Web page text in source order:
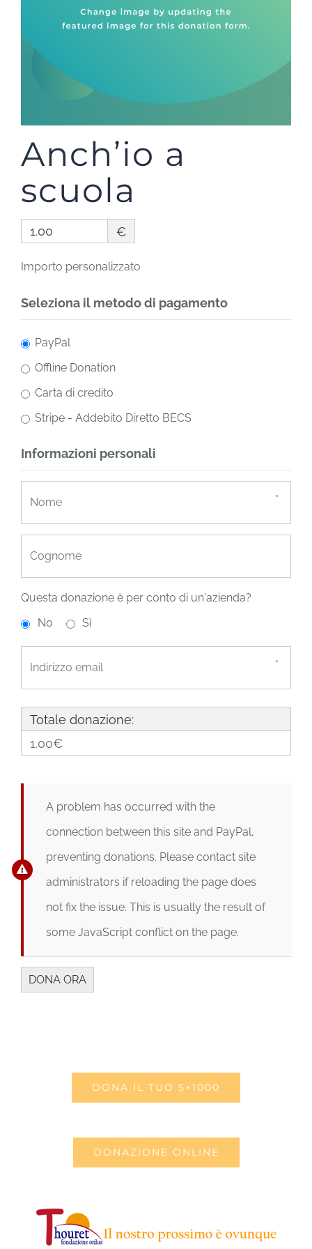
Anch’io a
scuola
€
Importo personalizzato
Seleziona il metodo di pagamento
PayPal
Offline Donation
Carta di credito
Stripe - Addebito Diretto BECS
Informazioni personali
Questa donazione è per conto di un'azienda?
No
Sì
Totale donazione:
1.00€
A problem has occurred with the
connection between this site and PayPal,
preventing donations. Please contact site
administrators if reloading the page does
not fix the issue. This is usually the result of
some JavaScript conflict on the page.
DONA IL TUO 5×1000
DONAZIONE ONLINE